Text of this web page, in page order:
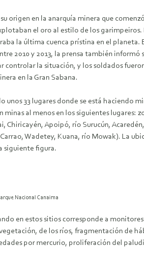
origen en la anarquía minera que
el oro al estilo de los
la última cuenca prístina en el
2010 y 2013, la prensa también
la situación, y los soldados
en la Gran Sabana.
33 lugares donde se está haciendo
al menos en los siguientes lugares:
Chiricayén, Apoipó, río Surucún,
Wadetey, Kuana, río Mowak). La
siguiente figura.
Nacional Canaima
en estos sitios corresponde a
de los ríos, fragmentación de
por mercurio, proliferación del